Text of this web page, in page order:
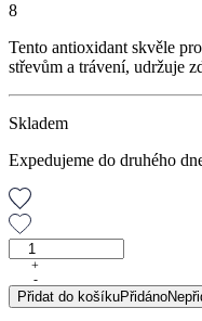
8
Tento antioxidant skvěle
střevům a trávení, udržuje
Skladem
Expedujeme do druhého
Plod
borůvky,
50
g
+
-
Přidat do košíkuPřidáno